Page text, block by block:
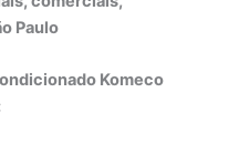
Paulo
Komeco